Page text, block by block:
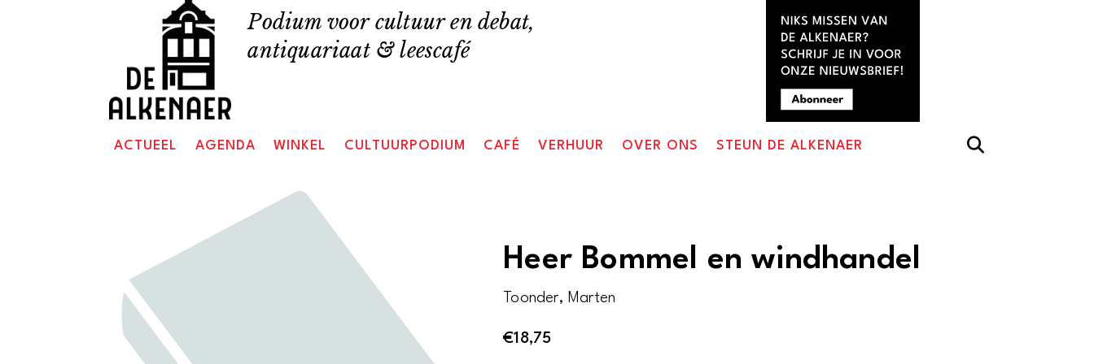
Podium voor cultuur en debat,
antiquariaat & leescafé
ACTUEEL AGENDA WINKEL CULTUURPODIUM CAFÉ VERHUUR OVER ONS STEUN DE ALKENAER
Heer Bommel en windhandel
Toonder, Marten
€18,75